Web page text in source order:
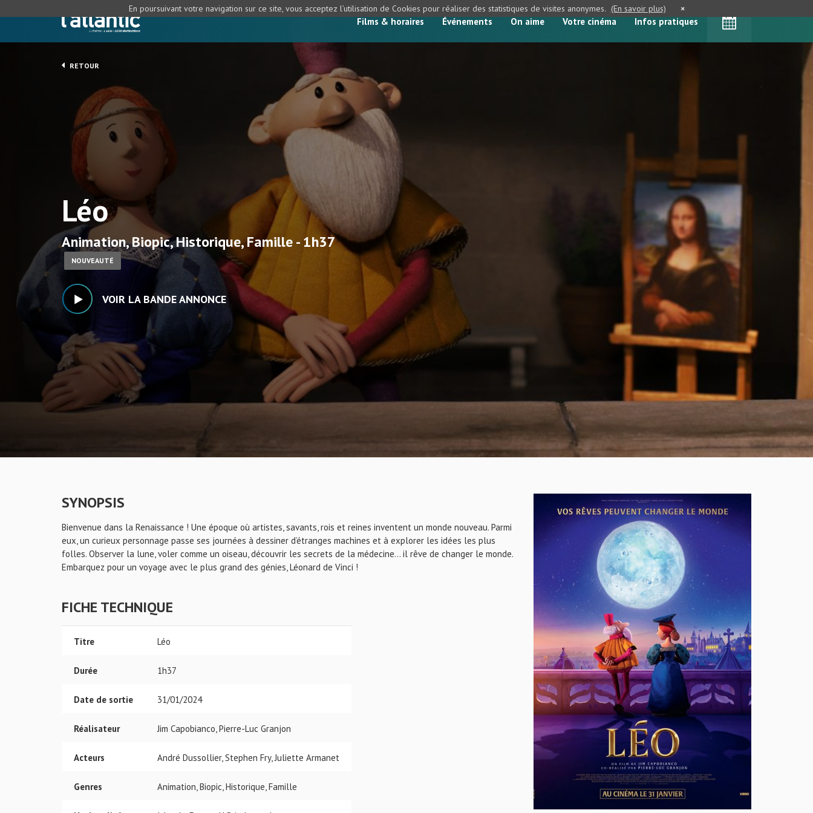
Films & horaires Événements On aime Votre cinéma Infos pratiques
RETOUR
Léo
Animation, Biopic, Historique, Famille - 1h37
NOUVEAUTÉ
VOIR LA BANDE ANNONCE
SYNOPSIS
Bienvenue dans la Renaissance ! Une époque où artistes, savants, rois et reines inventent un monde nouveau. Parmi
eux, un curieux personnage passe ses journées à dessiner d’étranges machines et à explorer les idées les plus
folles. Observer la lune, voler comme un oiseau, découvrir les secrets de la médecine… il rêve de changer le monde.
Embarquez pour un voyage avec le plus grand des génies, Léonard de Vinci !
FICHE TECHNIQUE
Titre Léo
Durée 1h37
Date de sortie 31/01/2024
Réalisateur Jim Capobianco, Pierre-Luc Granjon
Acteurs André Dussollier, Stephen Fry, Juliette Armanet
Genres Animation, Biopic, Historique, Famille
En poursuivant votre navigation sur ce site, vous acceptez l’utilisation de Cookies pour réaliser des statistiques de visites anonymes. (En savoir plus) ×